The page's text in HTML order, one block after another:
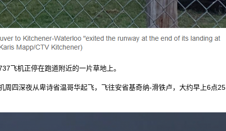
飞机正停在跑道附近的一片草地上。
周四深夜从卑诗省温哥华起飞，飞往安省基奇纳-滑铁卢，大约早上6点25